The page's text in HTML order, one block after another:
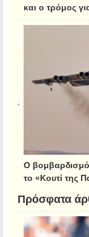
και ο τρόμος
Ο
το «Κουτί της
Πρόσφατα